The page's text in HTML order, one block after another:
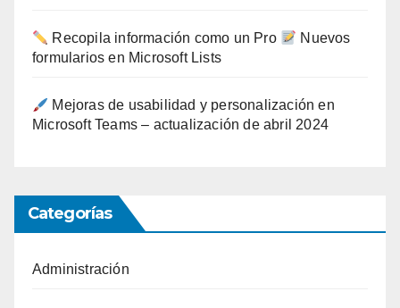
Recopila información como un Pro
Nuevos
formularios en Microsoft Lists
Mejoras de usabilidad y personalización en
Microsoft Teams – actualización de abril 2024
Categorías
Administración